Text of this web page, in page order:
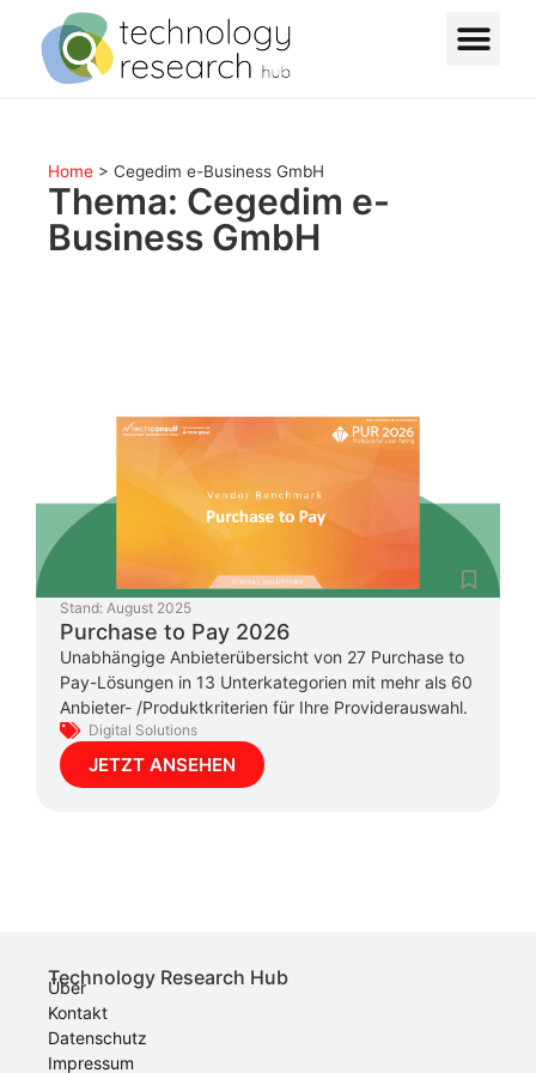
Home > Cegedim e-Business GmbH
Thema: Cegedim e-
Business GmbH
Stand: August 2025
Purchase to Pay 2026
Unabhängige Anbieterübersicht von 27 Purchase to
Pay-Lösungen in 13 Unterkategorien mit mehr als 60
Anbieter- /Produktkriterien für Ihre Providerauswahl.
Digital Solutions
JETZT ANSEHEN
Technology Research Hub
Über
Kontakt
Datenschutz
Impressum